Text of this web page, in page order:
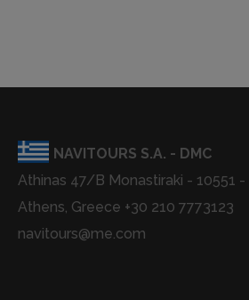
NAVITOURS S.A. - DMC
Athinas 47/B Monastiraki - 10551 -
Athens, Greece +30 210 7773123
navitours@me.com